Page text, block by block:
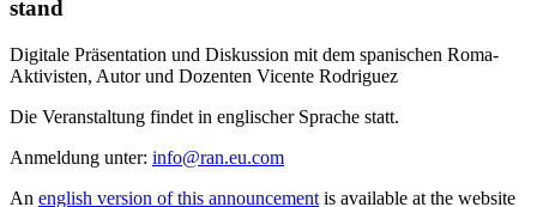
stand
Digitale Präsentation und Diskussion mit dem spanischen Roma-
Aktivisten, Autor und Dozenten Vicente Rodriguez
Die Veranstaltung findet in englischer Sprache statt.
Anmeldung unter: info@ran.eu.com
An english version of this announcement is available at the website